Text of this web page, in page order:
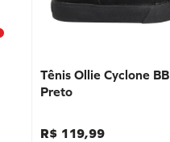
Tênis Ollie Cyclone BB
Preto
R$ 119,99